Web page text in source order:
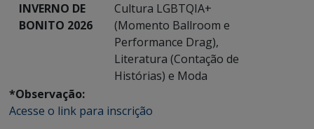
INVERNO DE
BONITO 2026
Cultura LGBTQIA+
(Momento Ballroom e
Performance Drag),
Literatura (Contação de
Histórias) e Moda
*Observação:
Acesse o link para inscrição